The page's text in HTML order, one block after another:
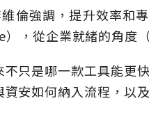
倫強調，提升效率和
，從企業就緒的角度（
只是哪一款工具能更
安如何納入流程，以